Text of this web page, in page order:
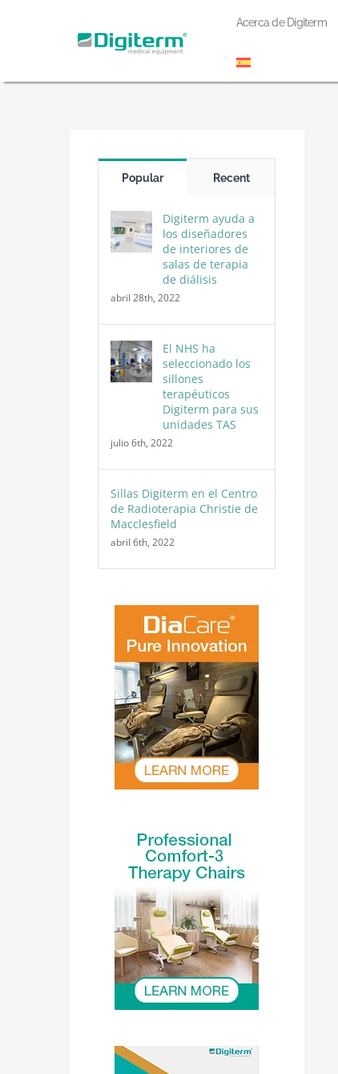
Acerca de Digiterm
Popular Recent
Digiterm ayuda a
los diseñadores
de interiores de
salas de terapia
de diálisis
abril 28th, 2022
El NHS ha
seleccionado los
sillones
terapéuticos
Digiterm para sus
unidades TAS
julio 6th, 2022
Sillas Digiterm en el Centro
de Radioterapia Christie de
Macclesfield
abril 6th, 2022